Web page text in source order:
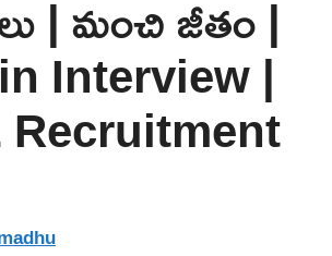
| మంచి జీతం |
Interview |
Recruitment